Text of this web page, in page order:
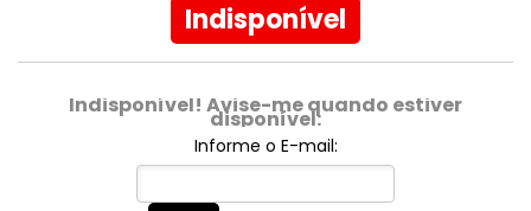
Indisponível
Indisponível! Avise-me quando estiver
disponível:
Informe o E-mail: